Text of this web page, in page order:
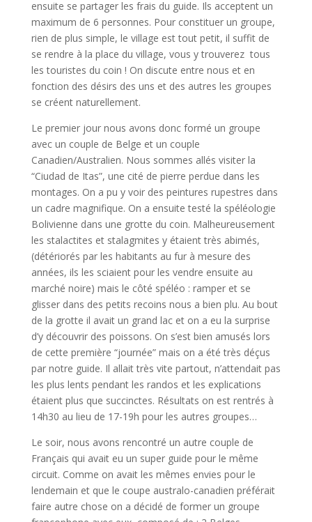
ensuite se partager les frais du guide. Ils acceptent un
maximum de 6 personnes. Pour constituer un groupe,
rien de plus simple, le village est tout petit, il suffit de
se rendre à la place du village, vous y trouverez tous
les touristes du coin ! On discute entre nous et en
fonction des désirs des uns et des autres les groupes
se créent naturellement.
Le premier jour nous avons donc formé un groupe
avec un couple de Belge et un couple
Canadien/Australien. Nous sommes allés visiter la
“Ciudad de Itas”, une cité de pierre perdue dans les
montages. On a pu y voir des peintures rupestres dans
un cadre magnifique. On a ensuite testé la spéléologie
Bolivienne dans une grotte du coin. Malheureusement
les stalactites et stalagmites y étaient très abimés,
(détériorés par les habitants au fur à mesure des
années, ils les sciaient pour les vendre ensuite au
marché noire) mais le côté spéléo : ramper et se
glisser dans des petits recoins nous a bien plu. Au bout
de la grotte il avait un grand lac et on a eu la surprise
d’y découvrir des poissons. On s’est bien amusés lors
de cette première “journée” mais on a été très déçus
par notre guide. Il allait très vite partout, n’attendait pas
les plus lents pendant les randos et les explications
étaient plus que succinctes. Résultats on est rentrés à
14h30 au lieu de 17-19h pour les autres groupes…
Le soir, nous avons rencontré un autre couple de
Français qui avait eu un super guide pour le même
circuit. Comme on avait les mêmes envies pour le
lendemain et que le coupe australo-canadien préférait
faire autre chose on a décidé de former un groupe